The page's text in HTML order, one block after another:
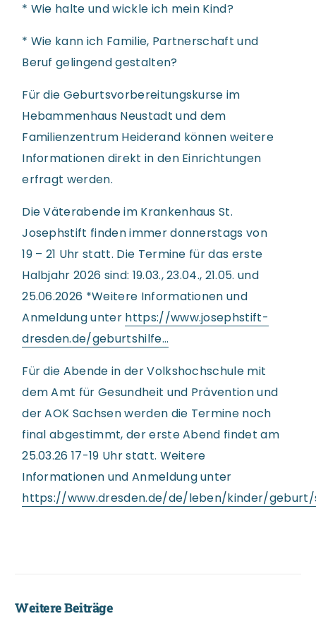
* Wie halte und wickle ich mein Kind?
* Wie kann ich Familie, Partnerschaft und
Beruf gelingend gestalten?
Für die Geburtsvorbereitungskurse im
Hebammenhaus Neustadt und dem
Familienzentrum Heiderand können weitere
Informationen direkt in den Einrichtungen
erfragt werden.
Die Väterabende im Krankenhaus St.
Josephstift finden immer donnerstags von
19 – 21 Uhr statt. Die Termine für das erste
Halbjahr 2026 sind: 19.03., 23.04., 21.05. und
25.06.2026 *Weitere Informationen und
Anmeldung unter https://www.josephstift-
dresden.de/geburtshilfe…
Für die Abende in der Volkshochschule mit
dem Amt für Gesundheit und Prävention und
der AOK Sachsen werden die Termine noch
final abgestimmt, der erste Abend findet am
25.03.26 17-19 Uhr statt. Weitere
Informationen und Anmeldung unter
https://www.dresden.de/de/leben/kinder/geburt/
Weitere Beiträge